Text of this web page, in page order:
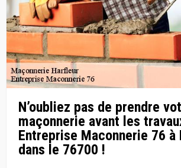
N’oubliez pas de prendre
maçonnerie avant les
Entreprise Maconnerie 76 à
dans le 76700 !